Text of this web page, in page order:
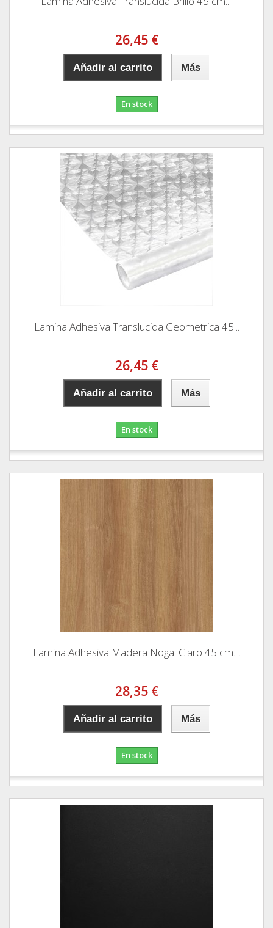
26,45 €
Añadir al carrito Más
En stock
Lamina Adhesiva Translucida Geometrica 45...
26,45 €
Añadir al carrito Más
En stock
Lamina Adhesiva Madera Nogal Claro 45 cm....
28,35 €
Añadir al carrito Más
En stock